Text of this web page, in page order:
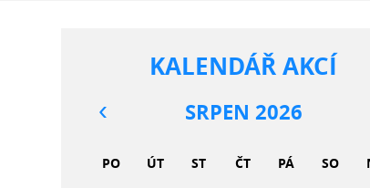
KALENDÁŘ AKCÍ
SRPEN 2026
PO ÚT ST ČT PÁ SO